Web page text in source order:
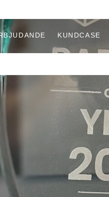
KUNDCASE